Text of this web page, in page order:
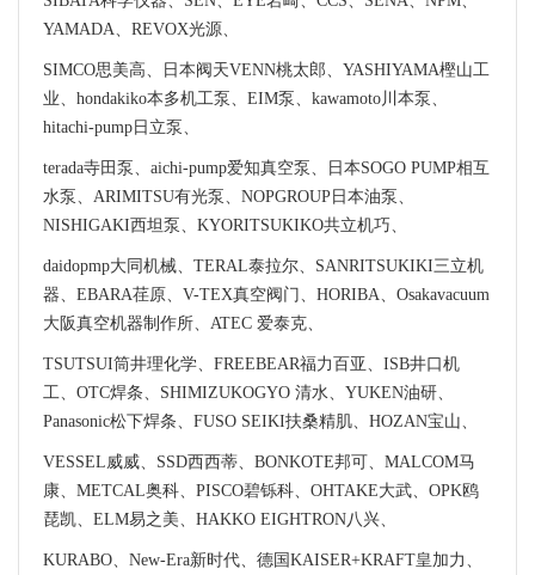
YAMADA、REVOX光源、
SIMCO思美高、日本阀天VENN桃太郎、YASHIYAMA樫山工
业、hondakiko本多机工泵、EIM泵、kawamoto川本泵、
hitachi-pump日立泵、
terada寺田泵、aichi-pump爱知真空泵、日本SOGO PUMP相互
水泵、ARIMITSU有光泵、NOPGROUP日本油泵、
NISHIGAKI西坦泵、KYORITSUKIKO共立机巧、
daidopmp大同机械、TERAL泰拉尔、SANRITSUKIKI三立机
器、EBARA荏原、V-TEX真空阀门、HORIBA、Osakavacuum
大阪真空机器制作所、ATEC 爱泰克、
TSUTSUI筒井理化学、FREEBEAR福力百亚、ISB井口机
工、OTC焊条、SHIMIZUKOGYO 清水、YUKEN油研、
Panasonic松下焊条、FUSO SEIKI扶桑精肌、HOZAN宝山、
VESSEL威威、SSD西西蒂、BONKOTE邦可、MALCOM马
康、METCAL奥科、PISCO碧铄科、OHTAKE大武、OPK鸥
琵凯、ELM易之美、HAKKO EIGHTRON八兴、
KURABO、New-Era新时代、德国KAISER+KRAFT皇加力、